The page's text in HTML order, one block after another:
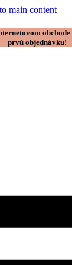
main content
prvú objednávku!